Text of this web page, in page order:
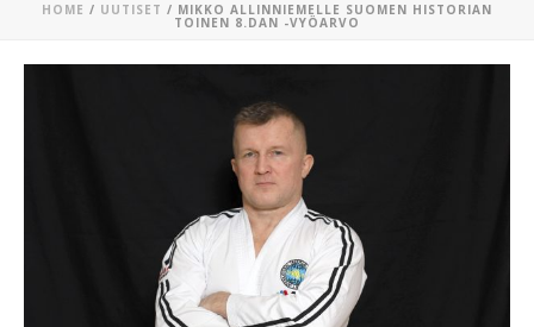
HOME / UUTISET / MIKKO ALLINNIEMELLE SUOMEN HISTORIAN
TOINEN 8.DAN -VYÖARVO